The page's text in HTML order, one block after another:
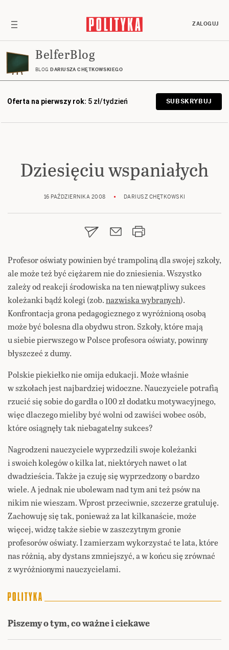
ZALOGUJ
BelferBlog
BLOG DARIUSZA CHĘTKOWSKIEGO
Oferta na pierwszy rok: 5 zł/tydzień SUBSKRYBUJ
Dziesięciu wspaniałych
16 PAŹDZIERNIKA 2008 DARIUSZ CHĘTKOWSKI
Profesor oświaty powinien być trampoliną dla swojej szkoły,
ale może też być ciężarem nie do zniesienia. Wszystko
zależy od reakcji środowiska na ten niewątpliwy sukces
koleżanki bądź kolegi (zob.nazwiska wybranych).
Konfrontacja grona pedagogicznego z wyróżnioną osobą
może być bolesna dla obydwu stron. Szkoły, które mają
u siebie pierwszego w Polsce profesora oświaty, powinny
błyszczeć z dumy.
Polskie piekiełko nie omija edukacji. Może właśnie
w szkołach jest najbardziej widoczne. Nauczyciele potrafią
rzucić się sobie do gardła o 100 zł dodatku motywacyjnego,
więc dlaczego mieliby być wolni od zawiści wobec osób,
które osiągnęły tak niebagatelny sukces?
Nagrodzeni nauczyciele wyprzedzili swoje koleżanki
i swoich kolegów o kilka lat, niektórych nawet o lat
dwadzieścia. Także ja czuję się wyprzedzony o bardzo
wiele. A jednak nie ubolewam nad tym ani też psów na
nikim nie wieszam. Wprost przeciwnie, szczerze gratuluję.
Zachowuję się tak, ponieważ za lat kilkanaście, może
więcej, widzę także siebie w zaszczytnym gronie
profesorów oświaty. I zamierzam wykorzystać te lata, które
nas różnią, aby dystans zmniejszyć, a w końcu się zrównać
z wyróżnionymi nauczycielami.
Piszemy o tym, co ważne i ciekawe